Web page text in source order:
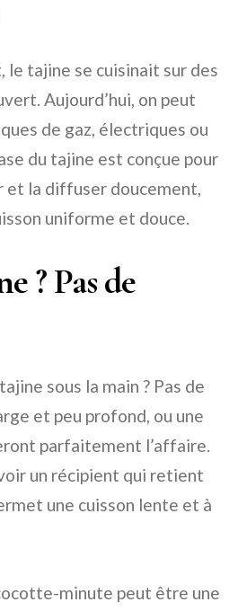
tajine se cuisinait sur des
Aujourd’hui, on peut
de gaz, électriques ou
du tajine est conçue pour
et la diffuser doucement,
uniforme et douce.
? Pas de
sous la main ? Pas de
et peu profond, ou une
parfaitement l’affaire.
un récipient qui retient
une cuisson lente et à
minute peut être une